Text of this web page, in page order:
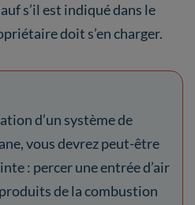
s’il est indiqué dans le
doit s’en charger.
d’un système de
vous devrez peut-être
: percer une entrée d’air
de la combustion